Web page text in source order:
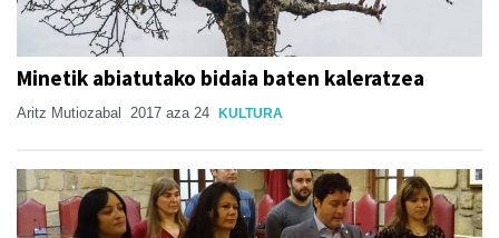
Minetik abiatutako bidaia baten kaleratzea
Aritz Mutiozabal 2017 aza 24 KULTURA